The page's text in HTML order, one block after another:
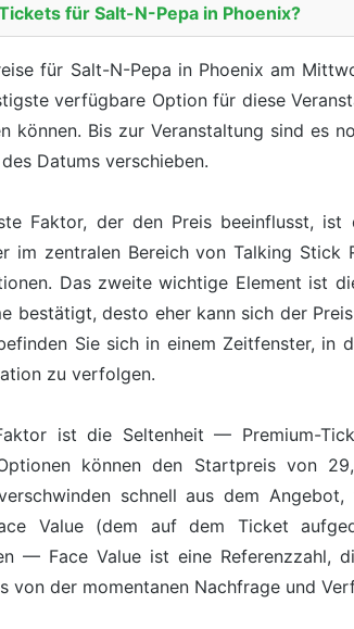
für Salt-N-Pepa in Phoenix?
für Salt-N-Pepa in Phoenix am
verfügbare Option für diese
können. Bis zur Veranstaltung sind es
Datums verschieben.
Faktor, der den Preis beeinflusst,
im zentralen Bereich von Talking
Das zweite wichtige Element ist
bestätigt, desto eher kann sich der
Sie sich in einem Zeitfenster, in
zu verfolgen.
ist die Seltenheit — Premium-
können den Startpreis von
schnell aus dem
Value (dem auf dem Ticket
— Face Value ist eine Referenzzahl,
von der momentanen Nachfrage und